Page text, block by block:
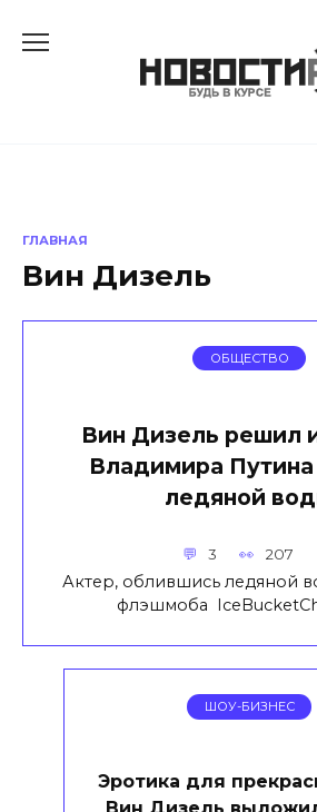
ГЛАВНАЯ
Вин Дизель
ОБЩЕСТВО
Вин Дизель решил
Владимира
ледяной
3 207
Актер, облившись ледяной
флэшмоба
ШОУ-БИЗНЕС
Эротика для
Вин Дизель